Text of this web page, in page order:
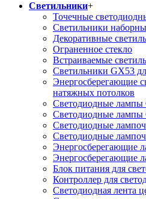
Светильники+
Точечные
Светильники
Декоративные
Ограненное стекло
Встраиваемые
Светильники GX53
Энергосберегающие
натяжных потолков
Светодиодные лампы
Светодиодные лампы
Светодиодные
Светодиодные
Энергосберегающие
Энергосберегающие
Блок питания для
Контроллер для
Светодиодная лента